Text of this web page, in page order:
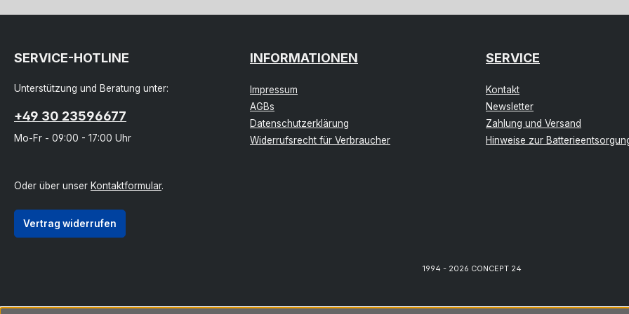
SERVICE-HOTLINE
Unterstützung und Beratung unter:
+49 30 23596677
Mo-Fr - 09:00 - 17:00 Uhr
Oder über unser Kontaktformular.
Vertrag widerrufen
INFORMATIONEN
Impressum
AGBs
Datenschutzerklärung
Widerrufsrecht für Verbraucher
SERVICE
Kontakt
Newsletter
Zahlung und Versand
Hinweise zur
1994 - 2026 CONCEPT 24